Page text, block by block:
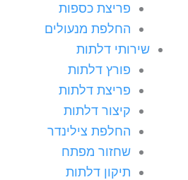
פריצת כספות
החלפת מנעולים
שירותי דלתות
פורץ דלתות
פריצת דלתות
קיצור דלתות
החלפת צילינדר
שחזור מפתח
תיקון דלתות